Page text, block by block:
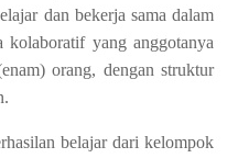
dan bekerja sama dalam
kolaboratif yang anggotanya
orang, dengan struktur
belajar dari kelompok